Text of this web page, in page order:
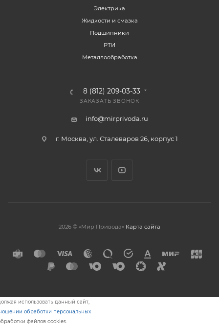
Электрика
Жидкости и смазка
Подшипники
РТИ
Металлообработка
8 (812) 209-03-33
ЗАКАЗАТЬ ЗВОНОК
info@mirprivoda.ru
г. Москва, ул. Сталеваров 26, корпус 1
2026 © «Мир Привода» Карта сайта
использовать данный сайт,
обработки персональных
файлов cookies.